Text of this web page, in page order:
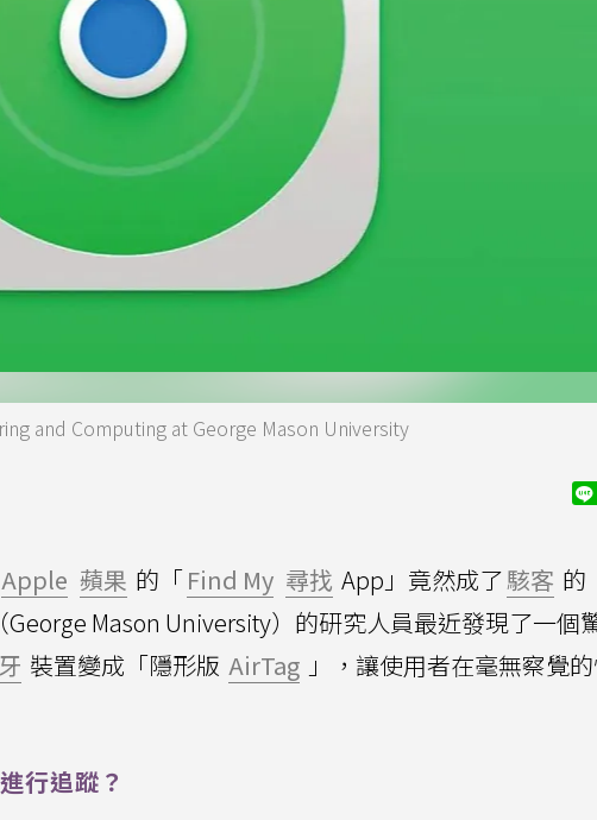
and Computing at George Mason University
Apple 蘋果 的「Find My 尋找 App」竟然成了駭客 的
Mason University）的研究人員最近發現了一個
裝置變成「隱形版 AirTag 」，讓使用者在毫無察覺
行追蹤？